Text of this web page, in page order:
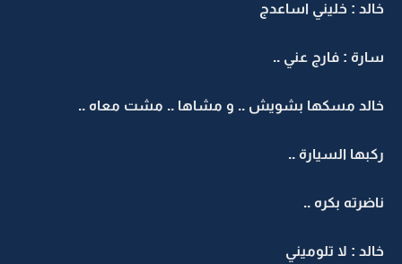
خالد : خليني اساعدج
سارة : فارج عني ..
خالد مسكها بشويش .. و مشاها .. مشت معاه ..
ركبها السيارة ..
ناضرته بكره ..
خالد : لا تلوميني